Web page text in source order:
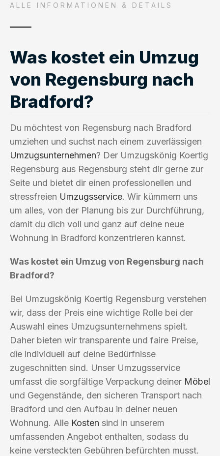
ALLE INFORMATIONEN & DETAILS
Was kostet ein Umzug
von Regensburg nach
Bradford?
Du möchtest von Regensburg nach Bradford
umziehen und suchst nach einem zuverlässigen
Umzugsunternehmen? Der Umzugskönig Koertig
Regensburg aus Regensburg steht dir gerne zur
Seite und bietet dir einen professionellen und
stressfreien Umzugsservice. Wir kümmern uns
um alles, von der Planung bis zur Durchführung,
damit du dich voll und ganz auf deine neue
Wohnung in Bradford konzentrieren kannst.
Was kostet ein Umzug von Regensburg nach
Bradford?
Bei Umzugskönig Koertig Regensburg verstehen
wir, dass der Preis eine wichtige Rolle bei der
Auswahl eines Umzugsunternehmens spielt.
Daher bieten wir transparente und faire Preise,
die individuell auf deine Bedürfnisse
zugeschnitten sind. Unser Umzugsservice
umfasst die sorgfältige Verpackung deiner Möbel
und Gegenstände, den sicheren Transport nach
Bradford und den Aufbau in deiner neuen
Wohnung. Alle Kosten sind in unserem
umfassenden Angebot enthalten, sodass du
keine versteckten Gebühren befürchten musst.